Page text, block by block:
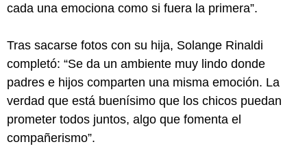
cada una emociona como si fuera la primera”.
Tras sacarse fotos con su hija, Solange Rinaldi
completó: “Se da un ambiente muy lindo donde
padres e hijos comparten una misma emoción. La
verdad que está buenísimo que los chicos puedan
prometer todos juntos, algo que fomenta el
compañerismo”.